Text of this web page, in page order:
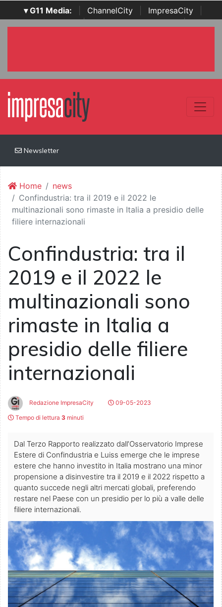
▾ G11 Media: ChannelCity ImpresaCity
SecurityOpenLab | Italian Channel Awards | Italian
Newsletter
Home
news
Confindustria: tra il 2019 e il 2022 le
multinazionali sono rimaste in Italia a presidio delle
filiere internazionali
Confindustria: tra il
2019 e il 2022 le
multinazionali sono
rimaste in Italia a
presidio delle filiere
internazionali
Redazione ImpresaCity
09-05-2023
Tempo di lettura 3 minuti
Dal Terzo Rapporto realizzato dall’Osservatorio Imprese
Estere di Confindustria e Luiss emerge che le imprese
estere che hanno investito in Italia mostrano una minor
propensione a disinvestire tra il 2019 e il 2022 rispetto a
quanto succede negli altri mercati globali, preferendo
restare nel Paese con un presidio per lo più a valle delle
filiere internazionali.